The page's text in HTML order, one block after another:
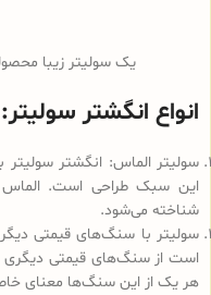
یک سولیتر زیبا
انواع انگشتر سولیتر:
سولیتر الماس: انگشتر
این سبک طراحی است. الماس
شناخته می‌شود.
سولیتر با سنگ‌های قیمتی
است از سنگ‌های قیمتی دیگری
هر یک از این سنگ‌ها معنای